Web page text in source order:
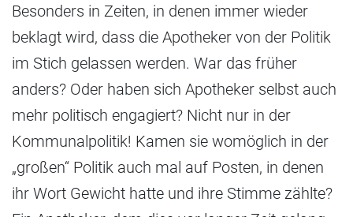
Besonders in Zeiten, in denen immer wieder
beklagt wird, dass die Apotheker von der Politik
im Stich gelassen werden. War das früher
anders? Oder haben sich Apotheker selbst auch
mehr politisch engagiert? Nicht nur in der
Kommunalpolitik! Kamen sie womöglich in der
„großen“ Politik auch mal auf Posten, in denen
ihr Wort Gewicht hatte und ihre Stimme zählte?